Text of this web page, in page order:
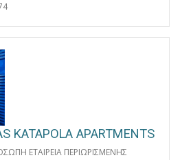
KATAPOLA APARTMENTS
ΕΤΑΙΡΕΙΑ ΠΕΡΙΩΡΙΣΜΕΝΗΣ